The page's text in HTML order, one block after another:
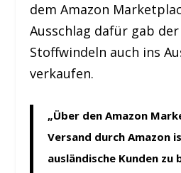
dem Amazon
Ausschlag dafür gab
Stoffwindeln auch ins
verkaufen.
„Über den Amazon
Versand durch Amazon
ausländische Kunden